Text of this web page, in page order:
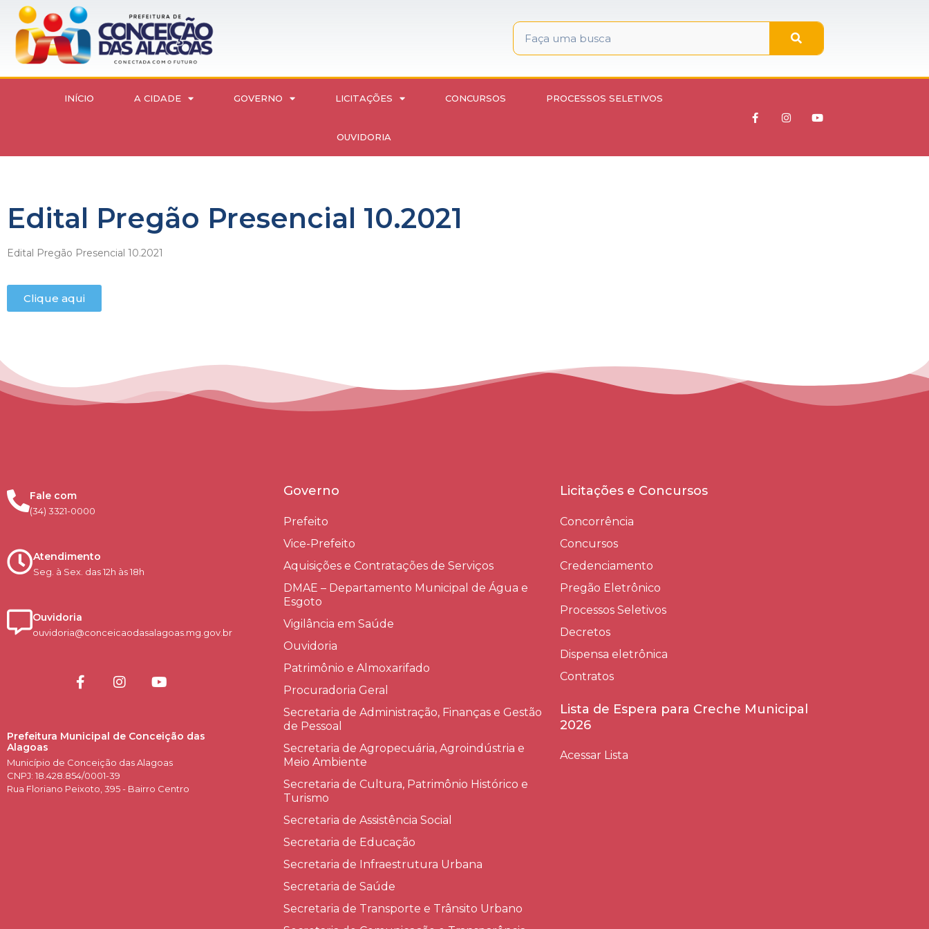
INÍCIO A CIDADE GOVERNO LICITAÇÕES CONCURSOS PROCESSOS SELETIVOS
OUVIDORIA
Edital Pregão Presencial 10.2021
Edital Pregão Presencial 10.2021
Clique aqui
Fale com
(34) 3321-0000
Atendimento
Seg. à Sex. das 12h às 18h
Ouvidoria
ouvidoria@conceicaodasalagoas.mg.gov.br
Prefeitura Municipal de Conceição das
Alagoas
Município de Conceição das Alagoas
CNPJ: 18.428.854/0001-39
Rua Floriano Peixoto, 395 - Bairro Centro
Governo
Prefeito
Vice-Prefeito
Aquisições e Contratações de Serviços​
DMAE – Departamento Municipal de Água e
Esgoto
Vigilância em Saúde
Ouvidoria
Patrimônio e Almoxarifado
Procuradoria Geral
Secretaria de Administração, Finanças e Gestão
de Pessoal
Secretaria de Agropecuária, Agroindústria e
Meio Ambiente
Secretaria de Cultura, Patrimônio Histórico e
Turismo
Secretaria de Assistência Social
Secretaria de Educação
Secretaria de Infraestrutura Urbana
Secretaria de Saúde
Secretaria de Transporte e Trânsito Urbano
Licitações e Concursos
Concorrência
Concursos
Credenciamento
Pregão Eletrônico
Processos Seletivos
Decretos
Dispensa eletrônica
Contratos
Lista de Espera para Creche Municipal
2026
Acessar Lista